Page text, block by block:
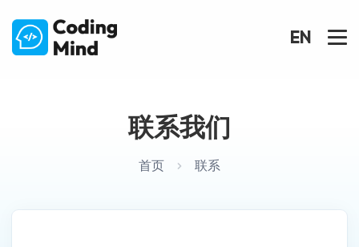
EN
联系我们
首页 联系